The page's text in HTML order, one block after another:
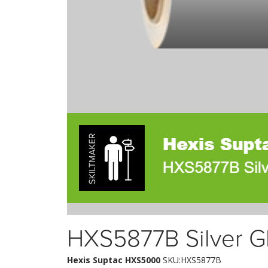
HXS5877B Silver
Hexis Suptac HXS5000 SKU:HXS5877B